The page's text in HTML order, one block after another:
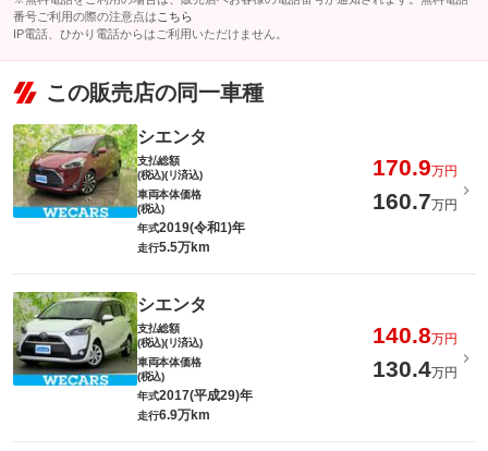
番号ご利用の際の注意点は こちら
IP電話、ひかり電話からはご利用いただけません。
この販売店の同一車種
シエンタ
支払総額
(税込)(リ済込)
170.9万円
車両本体価格
(税込)
160.7万円
年式2019(令和1)年
走行5.5万km
シエンタ
支払総額
(税込)(リ済込)
140.8万円
車両本体価格
(税込)
130.4万円
年式2017(平成29)年
走行6.9万km